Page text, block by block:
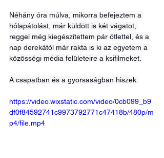
Néhány óra múlva, mikorra befejeztem a
hólapátolást, már küldött is két vágatot,
reggel még kiegészítettem pár ötlettel, és a
nap derekától már rakta is ki az egyetem a
közösségi média felületeire a ksifilmeket.
A csapatban és a gyorsaságban hiszek.
https://video.wixstatic.com/video/0cb099_b9
df0f84592741c9973792771c47418b/480p/m
p4/file.mp4